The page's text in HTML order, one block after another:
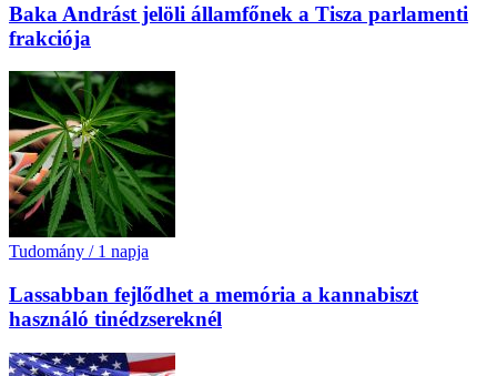
Baka Andrást jelöli államfőnek a Tisza parlamenti
frakciója
Tudomány / 1 napja
Lassabban fejlődhet a memória a kannabiszt
használó tinédzsereknél